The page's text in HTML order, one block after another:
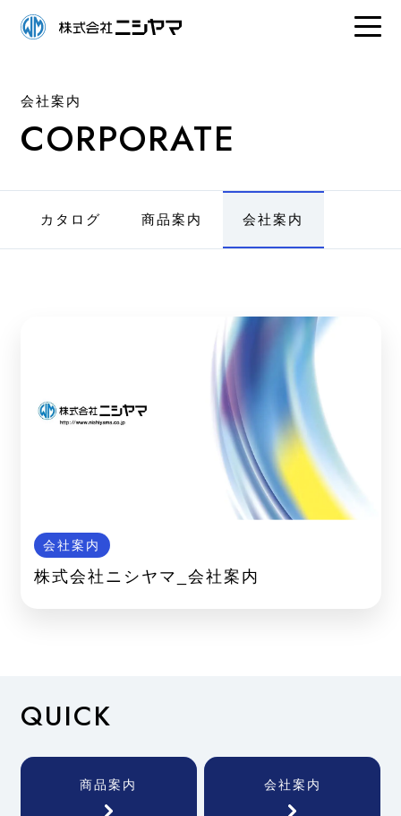
会社案内
CORPORATE
カタログ 商品案内 会社案内
会社案内
株式会社ニシヤマ_会社案内
QUICK
商品案内 会社案内